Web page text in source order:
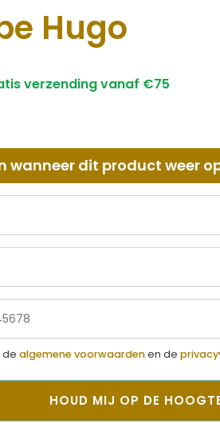
Hugo
verzending vanaf €75
wanneer dit product weer
de algemene voorwaardenen de
HOUD MIJ OP DE